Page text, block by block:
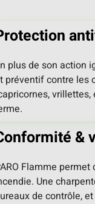
plus de son action
préventif contre les
&
Flamme
Une
de contrôle,